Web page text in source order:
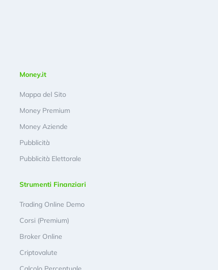
Money.it
Mappa del Sito
Money Premium
Money Aziende
Pubblicità
Pubblicità Elettorale
Strumenti Finanziari
Trading Online Demo
Corsi (Premium)
Broker Online
Criptovalute